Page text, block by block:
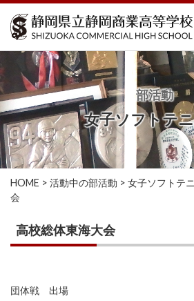
コ
ツ
へ
ス
キ
ッ
プ
部活動
女子ソフトテ
HOME > 活動中の部活動 > 女子ソフトテ
会
高校総体東海大会
団体戦 出場